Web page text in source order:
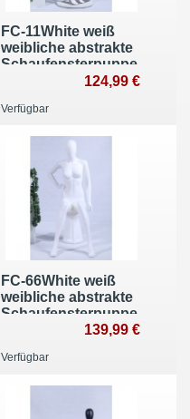
FC-11White weiß
weibliche abstrakte
Schaufensterpuppe
mit Metallplatte124,99 €
Verfügbar
FC-66White weiß
weibliche abstrakte
Schaufensterpuppe
139,99 €
Verfügbar